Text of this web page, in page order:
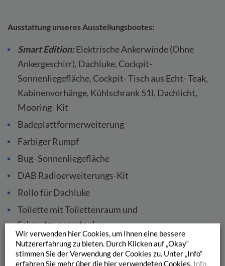
Ausstattung unseres Ausstellungsbootes:
Smart Edition:Elektrische Ankerwinde (Ohne
Ankergeschirr), Dachluke, Cockpit-
Sonnenliegefläche, Cockpit- Tisch aus Echt- Teak,
Kabinenvorhänge, Kühlschrank 51l, Dachlicht,
Mooring- Kit
Badeplattformerweiterung
Farbiger Rumpf
Bug- Sonnenliegefläche
DAB Radioerweiterungs-Kit
Rollo für Dachluke
Toilette mit Toilettenraum und
Schmutzwassertank
Bugstrahlruder
Bimini mit Seitenteilen
Wir verwenden hier Cookies, um Ihnen eine bessere
Nutzererfahrung zu bieten. Durch Klicken auf „Okay“
stimmen Sie der Verwendung der Cookies zu. Unter „Info“
erfahren Sie mehr über die hier verwendeten Cookies. Info